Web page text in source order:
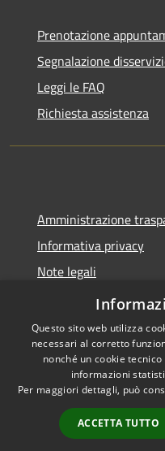
Prenotazione
Segnalazione
Leggi le FAQ
Richiesta assistenza
Amministrazione
Informativa privacy
Note legali
Dichiarazione di
Accessibilità
Questo sito web utilizza
necessari al corretto
nonché un cookie
informazioni
Per maggiori dettagli, può
ACCETTA TUTTO